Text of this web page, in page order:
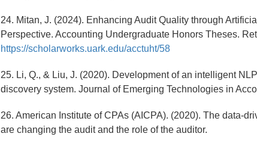
24. Mitan, J. (2024). Enhancing Audit Quality through
Perspective. Accounting Undergraduate Honors Theses.
https://scholarworks.uark.edu/acctuht/58
25. Li, Q., & Liu, J. (2020). Development of an intelligent
discovery system. Journal of Emerging Technologies in
26. American Institute of CPAs (AICPA). (2020). The data-
are changing the audit and the role of the auditor.